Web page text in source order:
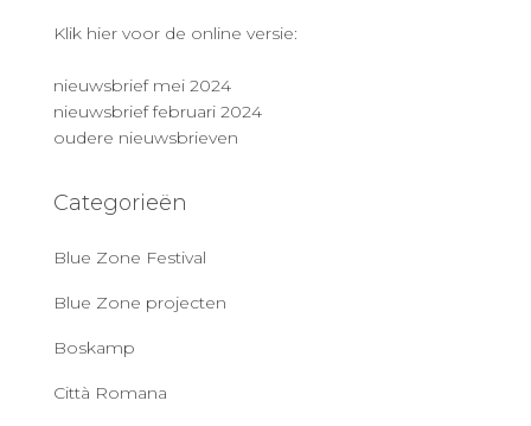
Klik hier voor de online versie:
nieuwsbrief mei 2024
nieuwsbrief februari 2024
oudere nieuwsbrieven
Categorieën
Blue Zone Festival
Blue Zone projecten
Boskamp
Città Romana